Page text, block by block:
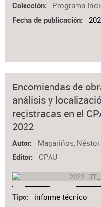
Colección Programa
Fecha de publicación
Encomiendas de
análisis y
registradas en el
2022
Autor Magariños, Néstor
Editor CPAU
Tipo informe técnico